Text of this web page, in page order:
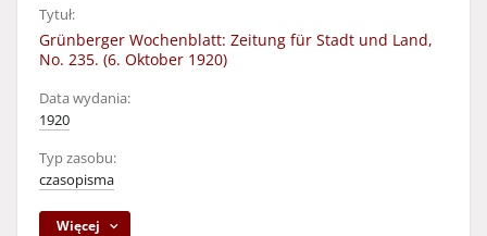
Tytuł:
Grünberger Wochenblatt: Zeitung für Stadt und Land,
No. 235. (6. Oktober 1920)
Data wydania:
1920
Typ zasobu:
czasopisma
Więcej